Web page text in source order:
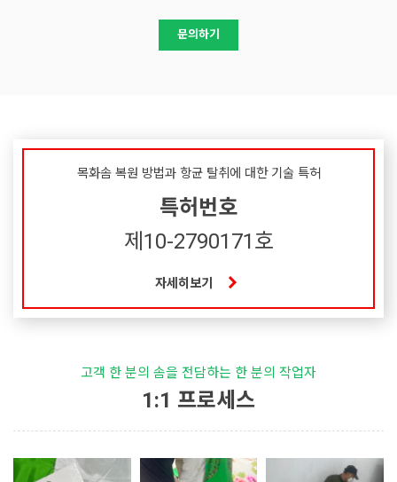
문의하기
목화솜 복원 방법과 항균 탈취에 대한 기술 특허
특허번호
제10-2790171호
자세히보기
고객 한 분의 솜을 전담하는 한 분의 작업자
1:1 프로세스